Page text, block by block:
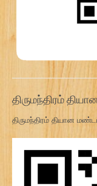
திருமந்திரம்
திருமந்திரம் தியான